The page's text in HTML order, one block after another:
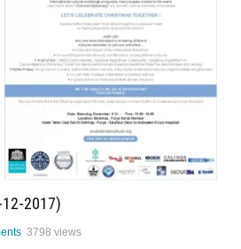
2017)
3798 views